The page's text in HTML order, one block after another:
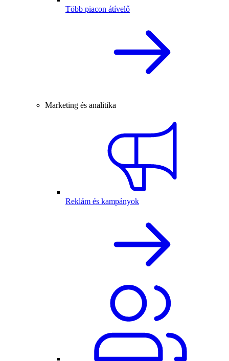
Több piacon átívelő
Marketing és analitika
Reklám és kampányok